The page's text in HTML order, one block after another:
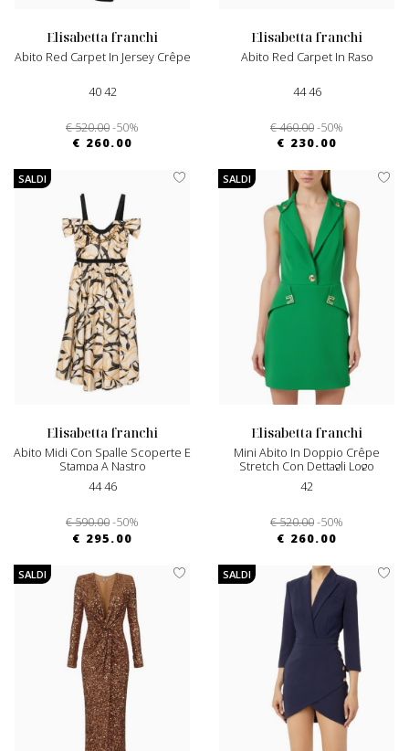
elisabetta franchi
Abito Red Carpet In Jersey Crêpe
40 42
€ 520.00-50%
€ 260.00
elisabetta franchi
Abito Red Carpet In Raso
44 46
€ 460.00-50%
€ 230.00
SALDI
elisabetta franchi
Abito Midi Con Spalle Scoperte E
Stampa A Nastro
44 46
€ 590.00-50%
€ 295.00
SALDI
elisabetta franchi
Mini Abito In Doppio Crêpe
Stretch Con Dettagli Logo
42
€ 520.00-50%
€ 260.00
SALDI SALDI